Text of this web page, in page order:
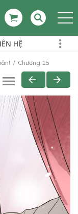
HỆ
Chương 15